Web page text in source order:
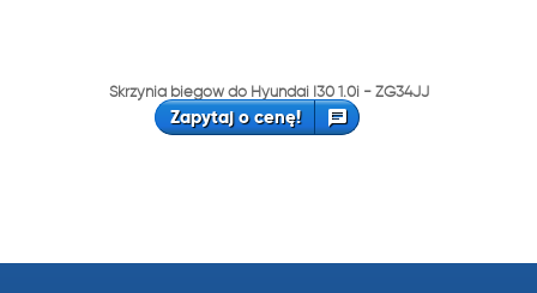
Skrzynia biegów do Hyundai I30 1.0i - ZG34JJ
Zapytaj o cenę!